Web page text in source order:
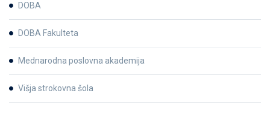
DOBA
DOBA Fakulteta
Mednarodna poslovna akademija
Višja strokovna šola